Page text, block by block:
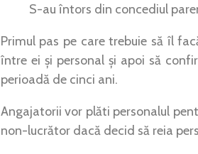
S-au întors din concediul
Primul pas pe care trebuie să îl
între ei și personal și apoi să
perioadă de cinci ani.
Angajatorii vor plăti personalul
non-lucrător dacă decid să reia